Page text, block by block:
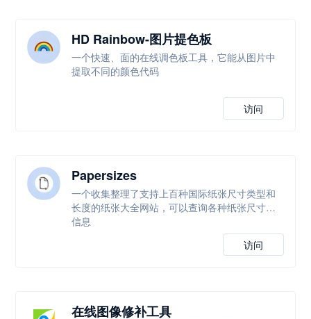
HD Rainbow-图片提色板
一个快速、面的在线调色板工具，它能从图片中
提取不同的颜色代码
访问
Papersizes
一个收集整理了支持上百种国际纸张尺寸类型和
长度的纸张大全网站，可以查询各种纸张尺寸等
信息
访问
在线图像修补工具